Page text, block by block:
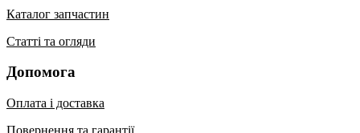
Каталог запчастин
Статті та огляди
Допомога
Оплата і доставка
Повернення та гарантії